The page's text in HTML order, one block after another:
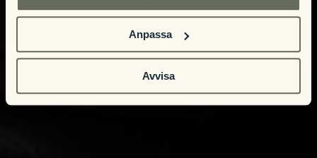
Anpassa
Avvisa